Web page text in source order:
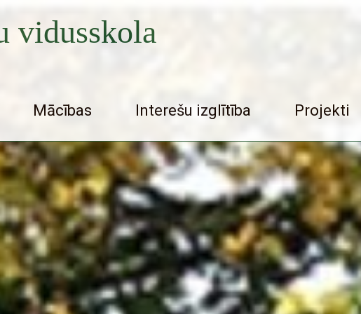
vidusskola
Mācības Interešu izglītība Projekti